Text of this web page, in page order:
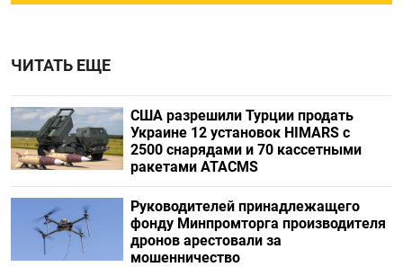
ЧИТАТЬ ЕЩЕ
США разрешили Турции продать
Украине 12 установок HIMARS с
2500 снарядами и 70 кассетными
ракетами ATACMS
Руководителей принадлежащего
фонду Минпромторга производителя
дронов арестовали за
мошенничество